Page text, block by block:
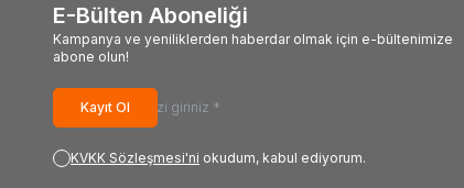
E-Bülten Aboneliği
Kampanya ve yeniliklerden haberdar olmak için e-bültenimize
abone olun!
Kayıt Ol
KVKK Sözleşmesi'ni okudum, kabul ediyorum.